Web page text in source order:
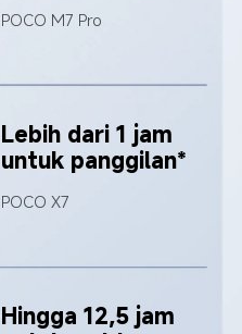
POCO M7 Pro
Lebih dari 1 jam
untuk panggilan*
POCO X7
Hingga 12,5 jam